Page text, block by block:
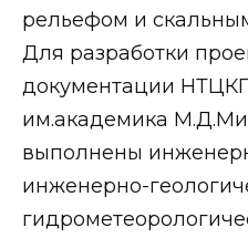
рельефом и
Для разработки
документации
им.академика
выполнены
инженерно-